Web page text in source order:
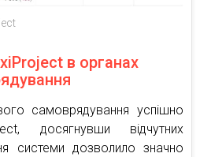
в органах
самоврядування успішно
досягнувши відчутних
системи дозволило значно